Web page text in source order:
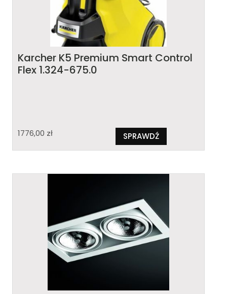
Karcher K5 Premium Smart Control
Flex 1.324-675.0
1776,00 zł SPRAWDŹ